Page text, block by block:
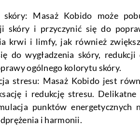
skóry: Masaż Kobido może
skóry i przyczynić się do
krwi i limfy, jak również
do wygładzenia skóry,
ogólnego kolorytu skóry.
stresu: Masaż Kobido jest
i redukcję stresu.
punktów energetycznych
i harmonii.